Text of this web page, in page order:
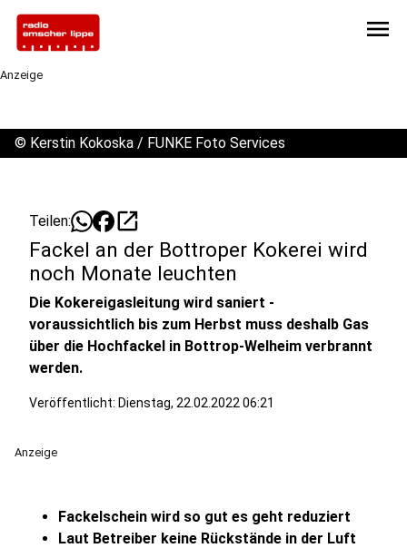
menu
Anzeige
© Kerstin Kokoska / FUNKE Foto Services
Teilen: open_in_new
Fackel an der Bottroper Kokerei wird
noch Monate leuchten
Die Kokereigasleitung wird saniert -
voraussichtlich bis zum Herbst muss deshalb Gas
über die Hochfackel in Bottrop-Welheim verbrannt
werden.
Veröffentlicht: Dienstag, 22.02.2022 06:21
Anzeige
Fackelschein wird so gut es geht reduziert
Laut Betreiber keine Rückstände in der Luft